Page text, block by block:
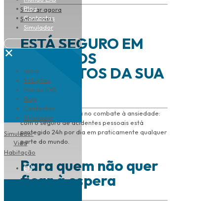
Blog
Contactos
Simulador
✕
Início
Soluções
Mundo EXS
Blog
Contactos
Simulador
Simulador
Vida
Habitação
EN
Simular agora
Saber mais
ESTÁ SEGURO EM
TODOS OS
MOMENTOS DA SUA
VIDA?
A melhor ferramenta no combate à ansiedade:
com o seguro de acidentes pessoais está
protegido 24h por dia em praticamente qualquer
parte do mundo.
Para quem não quer
ficar à espera